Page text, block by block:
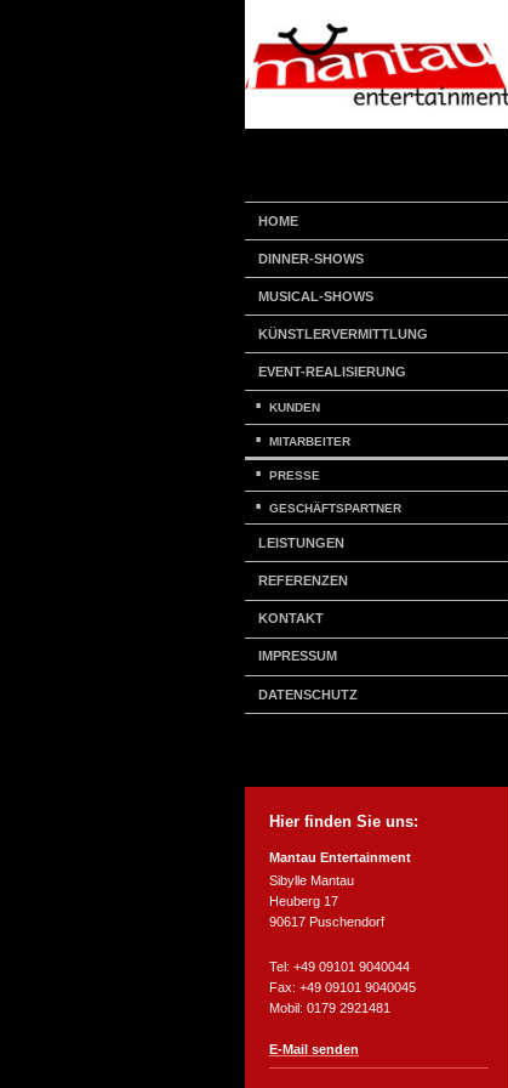
HOME
DINNER-SHOWS
MUSICAL-SHOWS
KÜNSTLERVERMITTLUNG
EVENT-REALISIERUNG
KUNDEN
MITARBEITER
PRESSE
GESCHÄFTSPARTNER
LEISTUNGEN
REFERENZEN
KONTAKT
IMPRESSUM
DATENSCHUTZ
Hier finden Sie uns:
Mantau Entertainment
Sibylle Mantau
Heuberg 17
90617 Puschendorf
Tel: +49 09101 9040044
Fax: +49 09101 9040045
Mobil: 0179 2921481
E-Mail senden